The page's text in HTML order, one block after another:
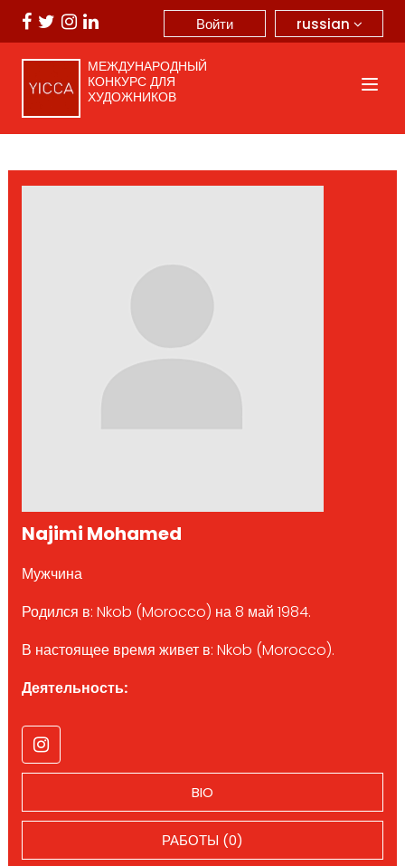
russian
Войти
МЕЖДУНАРОДНЫЙ
КОНКУРС ДЛЯ
ХУДОЖНИКОВ
Najimi Mohamed
Мужчина
Родился в: Nkob (Morocco) на 8 май 1984.
В настоящее время живет в: Nkob (Morocco).
Деятельность:
BIO
РАБОТЫ (0)